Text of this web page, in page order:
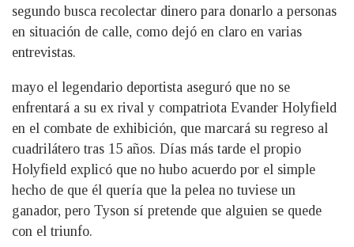
segundo busca recolectar dinero para donarlo a personas
en situación de calle, como dejó en claro en varias
entrevistas.
mayo el legendario deportista aseguró que no se
enfrentará a su ex rival y compatriota Evander Holyfield
en el combate de exhibición, que marcará su regreso al
cuadrilátero tras 15 años. Días más tarde el propio
Holyfield explicó que no hubo acuerdo por el simple
hecho de que él quería que la pelea no tuviese un
ganador, pero Tyson sí pretende que alguien se quede
con el triunfo.